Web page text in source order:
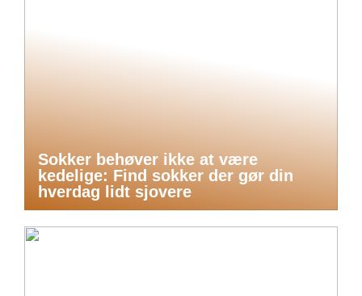
Sokker behøver ikke at være
kedelige: Find sokker der gør din
hverdag lidt sjovere